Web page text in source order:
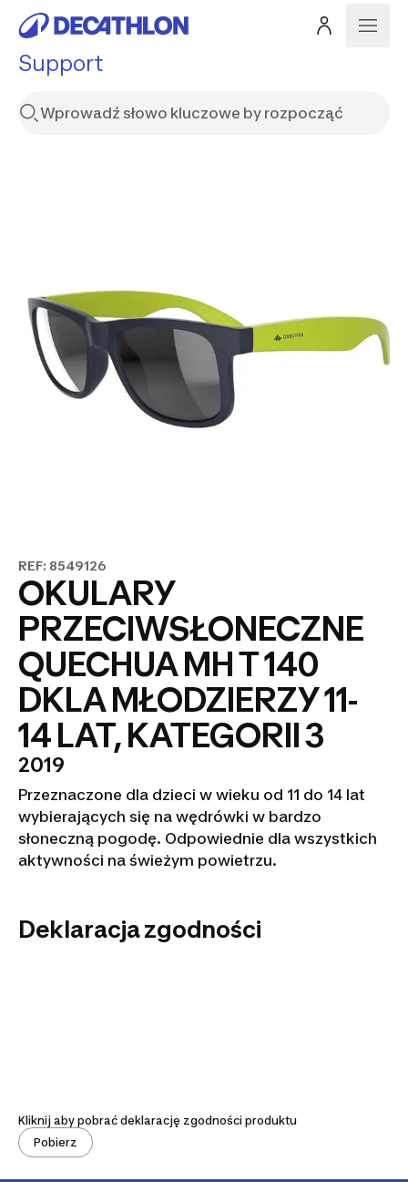
Support
REF: 8549126
OKULARY
PRZECIWSŁONECZNE
QUECHUA MH T 140
DKLA MŁODZIERZY 11-
14 LAT, KATEGORII 3
2019
Przeznaczone dla dzieci w wieku od 11 do 14 lat
wybierających się na wędrówki w bardzo
słoneczną pogodę. Odpowiednie dla wszystkich
aktywności na świeżym powietrzu.
Deklaracja zgodności
Kliknij aby pobrać deklarację zgodności produktu
Pobierz